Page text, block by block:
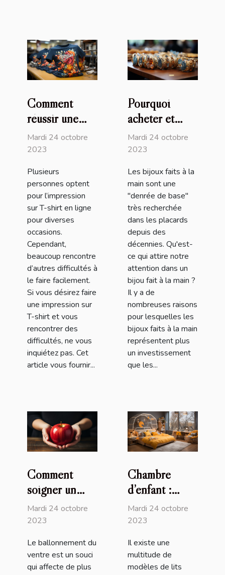
Comment
réussir une
impression sur
T-shirt en
Mardi 24 octobre
2023
Plusieurs
personnes optent
pour l’impression
sur T-shirt en ligne
pour diverses
occasions.
Cependant,
beaucoup rencontre
d’autres difficultés à
le faire facilement.
Si vous désirez faire
une impression sur
T-shirt et vous
rencontrer des
difficultés, ne vous
inquiétez pas. Cet
article vous fournir...
Pourquoi
acheter et
utiliser les
bijoux faits à
Mardi 24 octobre
2023
Les bijoux faits à la
main sont une
"denrée de base"
très recherchée
dans les placards
depuis des
décennies. Qu'est-
ce qui attire notre
attention dans un
bijou fait à la main ?
Il y a de
nombreuses raisons
pour lesquelles les
bijoux faits à la main
représentent plus
un investissement
que les...
Comment
soigner un
ventre
ballonné ?
Mardi 24 octobre
2023
Le ballonnement du
ventre est un souci
qui affecte de plus
Chambre
d’enfant :
pourquoi
choisir le lit
Mardi 24 octobre
2023
Il existe une
multitude de
modèles de lits